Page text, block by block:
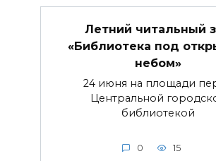
Летний читальный
«Библиотека под
небом»
24 июня на площади
Центральной
библиотекой
0 15